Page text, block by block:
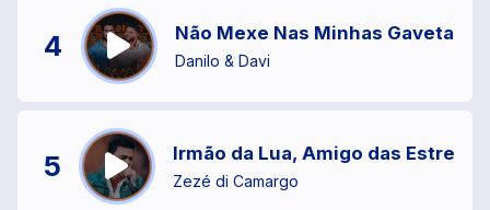
4 Não Mexe Nas Minhas Gavetas
Danilo & Davi
5 Irmão da Lua, Amigo das Estrelas
Zezé di Camargo